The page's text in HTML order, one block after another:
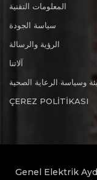
المعلومات التقنية
سياسة الجودة
الرؤية والرسالة
آلاتنا
وسياسة الرعاية الصحية
ÇEREZ POLİTİKASI
Genel Elektrik